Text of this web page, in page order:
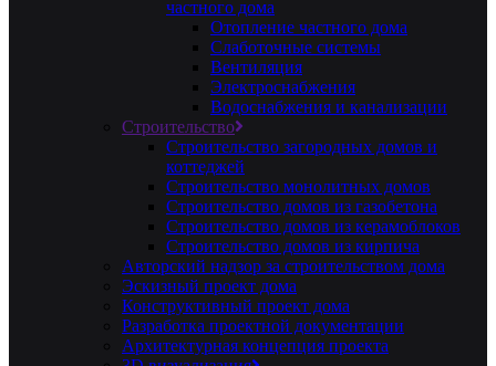
частного дома
Отопление частного дома
Слаботочные системы
Вентиляция
Электроснабжения
Водоснабжения и канализации
Строительство
Строительство загородных домов и
коттеджей
Строительство монолитных домов
Строительство домов из газобетона
Строительство домов из керамоблоков
Строительство домов из кирпича
Авторский надзор за строительством дома
Эскизный проект дома
Конструктивный проект дома
Разработка проектной документации
Архитектурная концепция проекта